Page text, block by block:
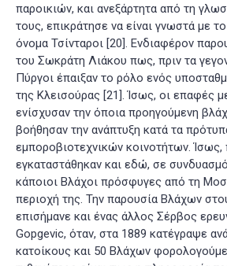
παροικιών, και ανεξάρτητα από τη
τους, επικράτησε να είναι γνωστά με
όνομα Τσίνταροι [20]. Ενδιαφέρον
του Σωκράτη Λιάκου πως, πριν τα
Πύργοι έπαιξαν το ρόλο ενός
της Κλεισούρας [21]. Ίσως, οι επαφές
ενίσχυσαν την όποια προηγούμενη
βοήθησαν την ανάπτυξη κατά τα
εμποροβιοτεχνικών κοινοτήτων. Ίσως,
εγκαταστάθηκαν και εδώ, σε
κάποιοι Βλάχοι πρόσφυγες από τη
περιοχή της. Την παρουσία Βλάχων
επισήμανε και ένας άλλος Σέρβος
Gopgevic, όταν, στα 1889 κατέγραψε
κατοίκους και 50 Βλάχων